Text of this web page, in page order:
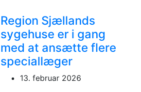
Region Sjællands
sygehuse er i gang
med at ansætte flere
speciallæger
13. februar 2026